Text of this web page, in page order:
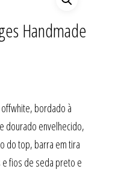
Handmade
bordado à
dourado envelhecido,
do top, barra em tira
e fios de seda preto e